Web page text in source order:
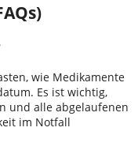
wie Medikamente
Es ist wichtig,
und alle abgelaufenen
im Notfall